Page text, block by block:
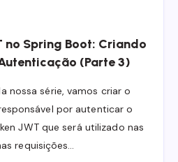
no Spring Boot: Criando
(Parte 3)
nossa série, vamos criar o
por autenticar o
JWT que será utilizado nas
requisições…